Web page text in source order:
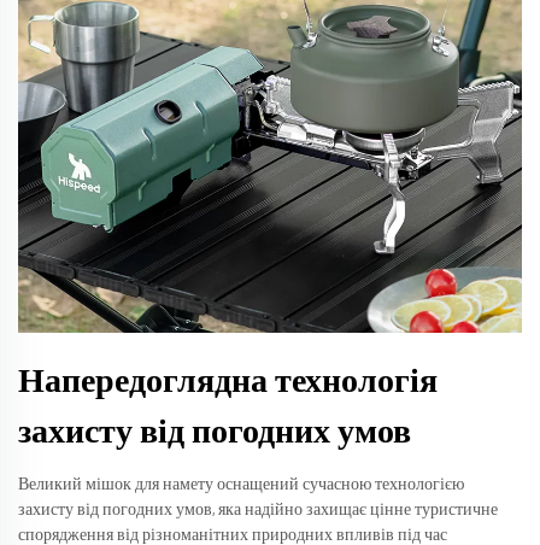
Напередоглядна технологія
захисту від погодних умов
Великий мішок для намету оснащений сучасною технологією
захисту від погодних умов, яка надійно захищає цінне туристичне
спорядження від різноманітних природних впливів під час